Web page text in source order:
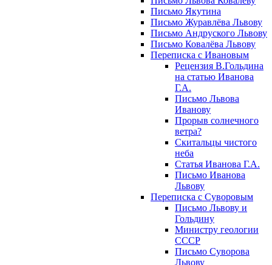
Письмо Якутина
Письмо Журавлёва Львову
Письмо Андруского Львову
Письмо Ковалёва Львову
Переписка с Ивановым
Рецензия В.Гольдина
на статью Иванова
Г.А.
Письмо Львова
Иванову
Прорыв солнечного
ветра?
Скитальцы чистого
неба
Статья Иванова Г.А.
Письмо Иванова
Львову
Переписка с Суворовым
Письмо Львову и
Гольдину
Министру геологии
СССР
Письмо Суворова
Львову